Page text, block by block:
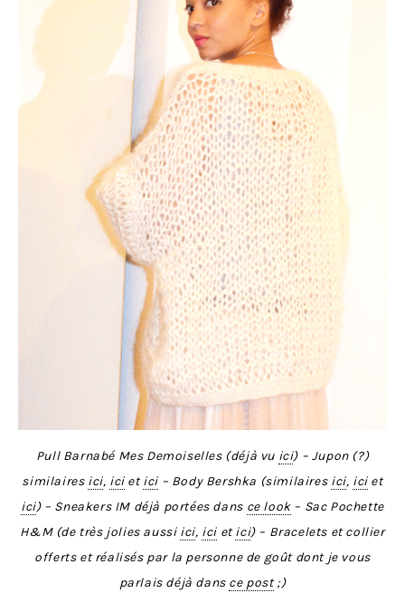
Pull Barnabé Mes Demoiselles (déjà vu ici) – Jupon (?)
similaires ici, icietici – Body Bershka (similaires ici, iciet
ici) – Sneakers IM déjà portées dans ce look– Sac Pochette
H&M (de très jolies aussi ici, icietici) – Bracelets et collier
offerts et réalisés par la personne de goût dont je vous
parlais déjà dans ce post;)